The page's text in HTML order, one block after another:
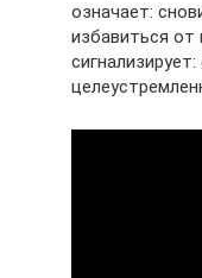
означает:
избавиться от